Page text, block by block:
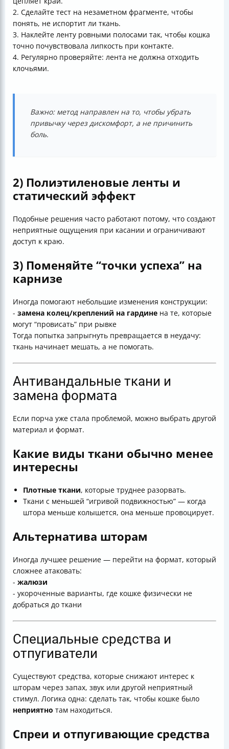
2. Сделайте тест на незаметном фрагменте, чтобы
понять, не испортит ли ткань.
3. Наклейте ленту ровными полосами так, чтобы кошка
точно почувствовала липкость при контакте.
4. Регулярно проверяйте: лента не должна отходить
клочьями.
Важно: метод направлен на то, чтобы убрать
привычку через дискомфорт, а не причинить
боль.
2) Полиэтиленовые ленты и
статический эффект
Подобные решения часто работают потому, что создают
неприятные ощущения при касании и ограничивают
доступ к краю.
3) Поменяйте “точки успеха” на
карнизе
Иногда помогают небольшие изменения конструкции:
- замена колец/креплений на гардине на те, которые
могут “провисать” при рывке
Тогда попытка запрыгнуть превращается в неудачу:
ткань начинает мешать, а не помогать.
Антивандальные ткани и
замена формата
Если порча уже стала проблемой, можно выбрать другой
материал и формат.
Какие виды ткани обычно менее
интересны
Плотные ткани, которые труднее разорвать.
Ткани с меньшей “игривой подвижностью” — когда
штора меньше колышется, она меньше провоцирует.
Альтернатива шторам
Иногда лучшее решение — перейти на формат, который
сложнее атаковать:
- жалюзи
- укороченные варианты, где кошке физически не
добраться до ткани
Специальные средства и
отпугиватели
Существуют средства, которые снижают интерес к
шторам через запах, звук или другой неприятный
стимул. Логика одна: сделать так, чтобы кошке было
неприятно там находиться.
Спреи и отпугивающие средства